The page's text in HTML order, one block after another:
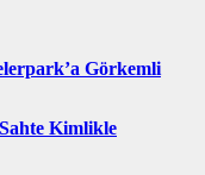
Görkemli
Kimlikle